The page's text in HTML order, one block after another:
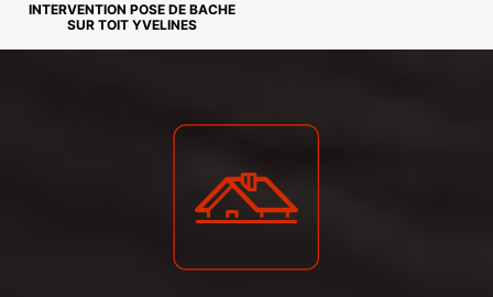
INTERVENTION POSE DE BACHE
SUR TOIT YVELINES